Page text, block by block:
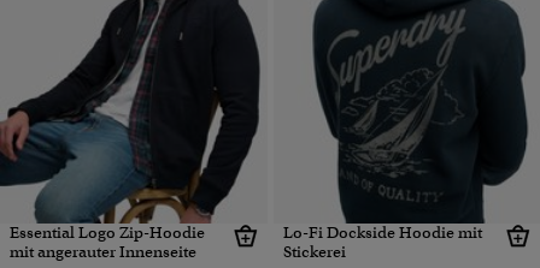
Essential Logo Zip-Hoodie
mit angerauter Innenseite
Lo-Fi Dockside Hoodie mit
Stickerei